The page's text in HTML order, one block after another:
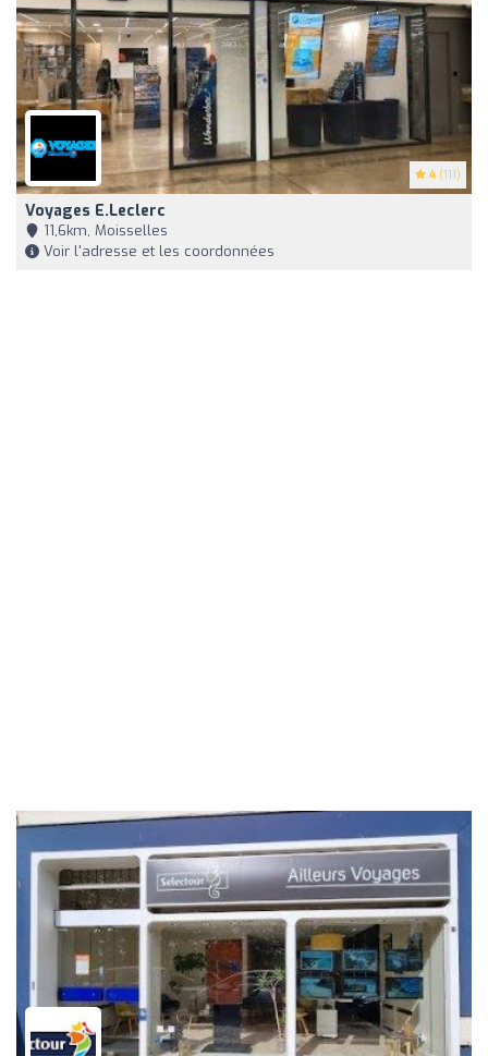
4 (111)
Voyages E.Leclerc
11,6km, Moisselles
Voir l'adresse et les coordonnées